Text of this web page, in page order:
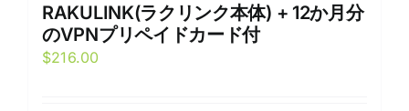
RAKULINK(ラクリンク本体) + 12か月分
のVPNプリペイドカード付
$216.00